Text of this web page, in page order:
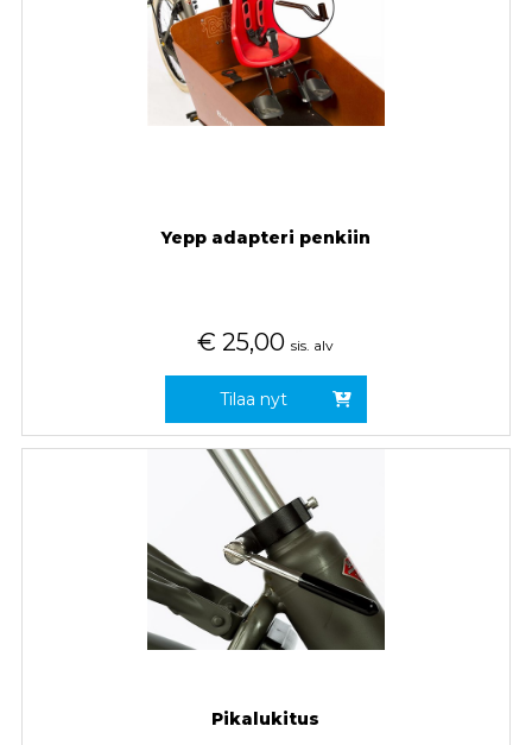
Yepp adapteri penkiin
€ 25,00 sis. alv
Tilaa nyt
Pikalukitus